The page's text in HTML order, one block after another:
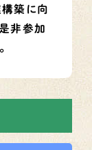
構築に向
非参加